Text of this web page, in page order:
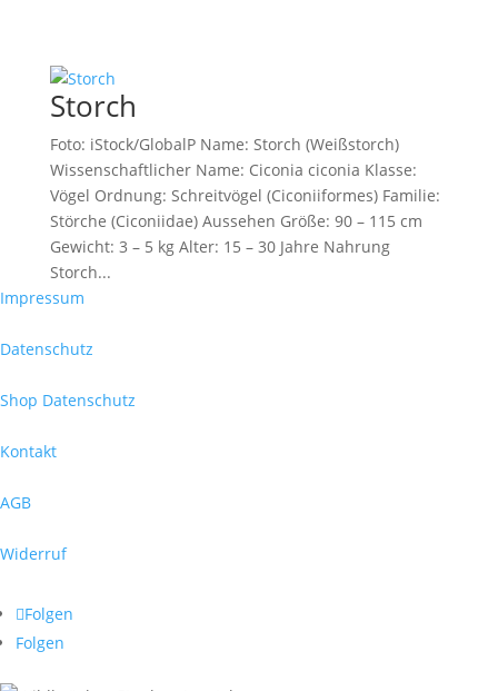
Storch
Foto: iStock/GlobalP Name: Storch (Weißstorch)
Wissenschaftlicher Name: Ciconia ciconia Klasse:
Vögel Ordnung: Schreitvögel (Ciconiiformes) Familie:
Störche (Ciconiidae) Aussehen Größe: 90 – 115 cm
Gewicht: 3 – 5 kg Alter: 15 – 30 Jahre Nahrung
Storch...
Impressum
Datenschutz
Shop Datenschutz
Kontakt
AGB
Widerruf
Folgen
Folgen